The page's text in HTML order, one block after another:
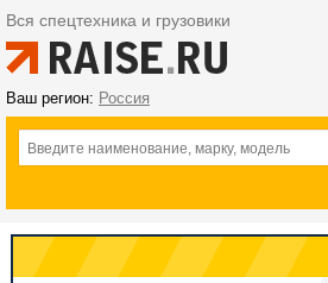
Вся спецтехника и грузовики
Ваш регион: Россия